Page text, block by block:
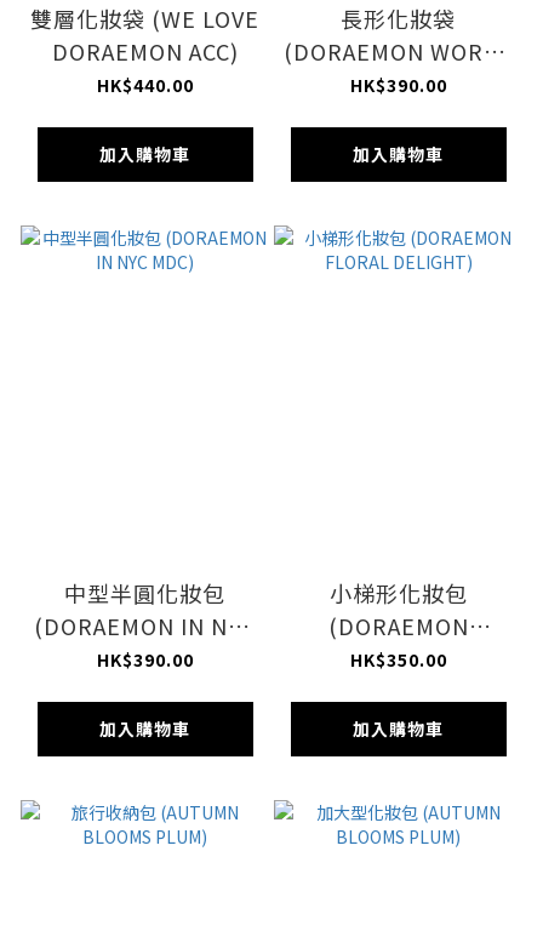
雙層化妝袋 (WE LOVE
DORAEMON ACC)
HK$440.00
加入購物車
長形化妝袋
(DORAEMON WORLD
IN LIGHT)
HK$390.00
加入購物車
中型半圓化妝包
(DORAEMON IN NYC
MDC)
HK$390.00
加入購物車
小梯形化妝包
(DORAEMON
FLORAL DELIGHT)
HK$350.00
加入購物車